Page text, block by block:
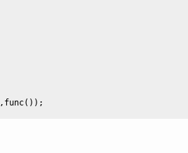
, func( ) ) ;